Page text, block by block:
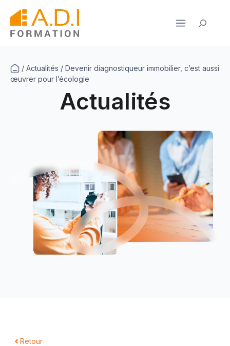
contenu
/ Actualités / Devenir diagnostiqueur immobilier, c’est aussi
œuvrer pour l’écologie
Actualités
Retour